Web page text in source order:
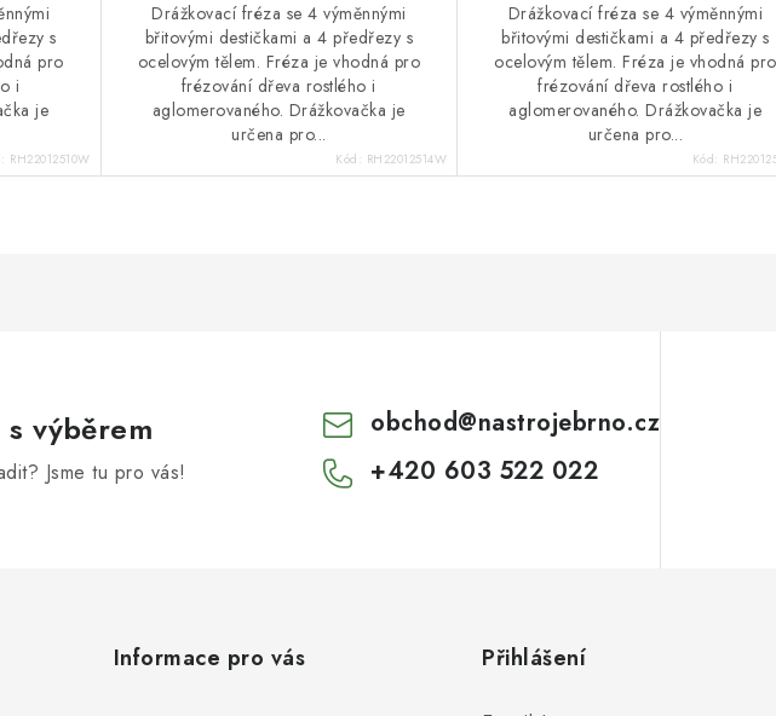
s
pro
i
je
RH22012510W
Drážkovací fréza se 4 výměnnými
břitovými destičkami a 4 předřezy s
ocelovým tělem. Fréza je vhodná pro
frézování dřeva rostlého i
aglomerovaného. Drážkovačka je
určena pro...
Kód: RH22012514W
Drážkovací fréza se 4 výměnnými
břitovými destičkami a 4 předřezy s
ocelovým tělem. Fréza je vhodná pro
frézování dřeva rostlého i
aglomerovaného. Drážkovačka je
určena pro...
Kód:
s výběrem
Jsme tu pro vás!
obchod@nastrojebrno.cz
+420 603 522 022
Informace pro vás Přihlášení